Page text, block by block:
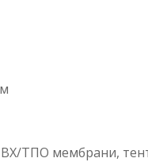
ТПО мембрани,